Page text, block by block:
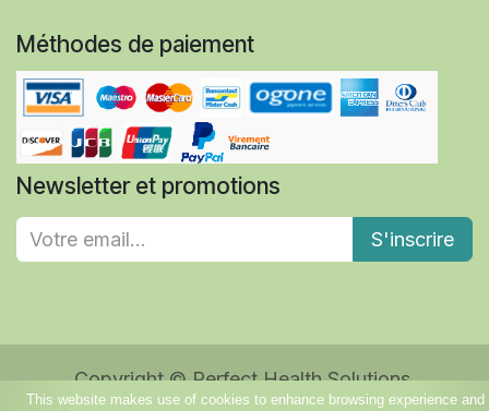
Méthodes de paiement
Newsletter et promotions
S'inscrire
Copyright © Perfect Health Solutions
This website makes use of cookies to enhance browsing experience and